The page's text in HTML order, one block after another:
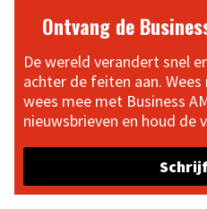
Ontvang de
De wereld verandert snel
achter de feiten aan.
wees mee met Business
nieuwsbrieven en houd de